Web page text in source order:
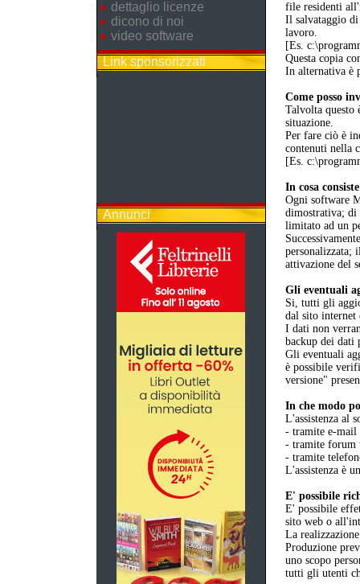
dettaglio licenze
dicono di noi
video software
Link sponsorizzati
Annunci
file residenti
Il salvataggio
lavoro.
[Es.
Questa copia
In alternativa è
Come posso
Talvolta questo
situazione.
Per fare ciò è
contenuti nella
[Es.
In cosa
Ogni software
dimostrativa; di
limitato ad un
personalizzata;
attivazione del
Gli eventuali
Si, tutti gli
dal sito internet
I dati non
backup dei dati
Gli eventuali
è possibile
versione"
In che modo
L'assistenza al
- tramite e-mail
- tramite forum
- tramite
L'assistenza è
E' possibile
E' possibile
sito web o
La
Produzione
uno scopo
tutti gli utenti